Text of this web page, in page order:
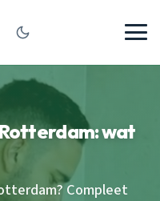
wat
Compleet